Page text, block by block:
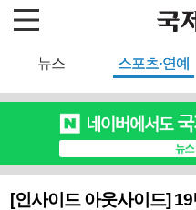
뉴스 스포츠·연예
[인사이드 아웃사이드]